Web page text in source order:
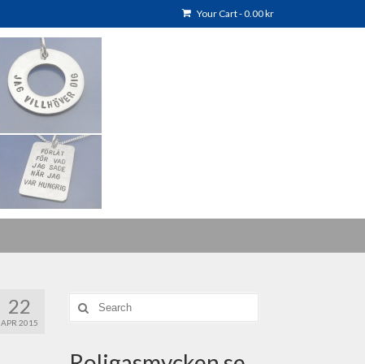
Your Cart-0.00kr
22
APR 2015
Search
for: